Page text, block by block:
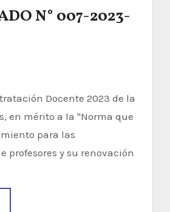
N° 007-2023-
en mérito a la "Norma que
para las
profesores y su renovación